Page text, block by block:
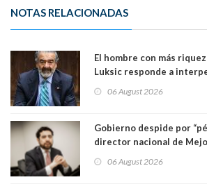
NOTAS RELACIONADAS
El hombre con más
Luksic responde a
día que me muera”
06 August 2026
Gobierno despide por
director nacional de
06 August 2026